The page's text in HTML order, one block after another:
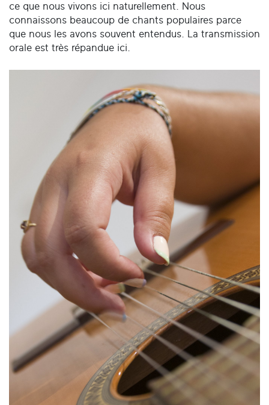
ce que nous vivons ici naturellement. Nous
connaissons beaucoup de chants populaires parce
que nous les avons souvent entendus. La transmission
orale est très répandue ici.